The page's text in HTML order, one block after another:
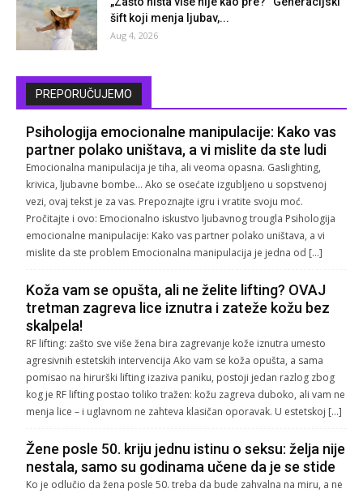
šift koji menja ljubav,...
Aug 4, 2026
PREPORUČUJEMO
Psihologija emocionalne manipulacije: Kako vas
partner polako uništava, a vi mislite da ste ludi
Emocionalna manipulacija je tiha, ali veoma opasna. Gaslighting,
krivica, ljubavne bombe… Ako se osećate izgubljeno u sopstvenoj
vezi, ovaj tekst je za vas. Prepoznajte igru i vratite svoju moć.
Pročitajte i ovo: Emocionalno iskustvo ljubavnog trougla Psihologija
emocionalne manipulacije: Kako vas partner polako uništava, a vi
mislite da ste problem Emocionalna manipulacija je jedna od […]
Koža vam se opušta, ali ne želite lifting? OVAJ
tretman zagreva lice iznutra i zateže kožu bez
skalpela!
RF lifting: zašto sve više žena bira zagrevanje kože iznutra umesto
agresivnih estetskih intervencija Ako vam se koža opušta, a sama
pomisao na hirurški lifting izaziva paniku, postoji jedan razlog zbog
kog je RF lifting postao toliko tražen: kožu zagreva duboko, ali vam ne
menja lice – i uglavnom ne zahteva klasičan oporavak. U estetskoj […]
Žene posle 50. kriju jednu istinu o seksu: želja nije
nestala, samo su godinama učene da je se stide
Ko je odlučio da žena posle 50. treba da bude zahvalna na miru, a ne